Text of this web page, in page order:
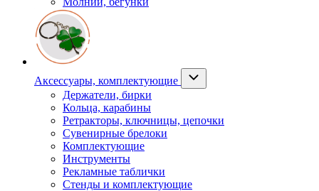
Аксессуары, комплектующие
Держатели, бирки
Кольца, карабины
Ретракторы, ключницы, цепочки
Сувенирные брелоки
Комплектующие
Инструменты
Рекламные таблички
Стенды и комплектующие